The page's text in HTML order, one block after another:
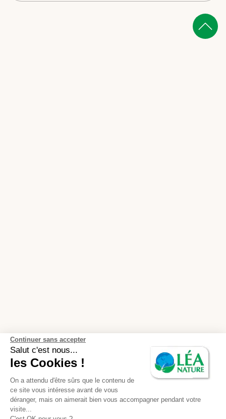
Continuer sans accepter
Salut c'est nous...
les Cookies !
On a attendu d'être sûrs que le contenu de
ce site vous intéresse avant de vous
déranger, mais on aimerait bien vous accompagner pendant votre
visite...